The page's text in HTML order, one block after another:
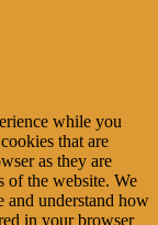
while you
that are
as they are
of the website. We
and understand how
in your browser